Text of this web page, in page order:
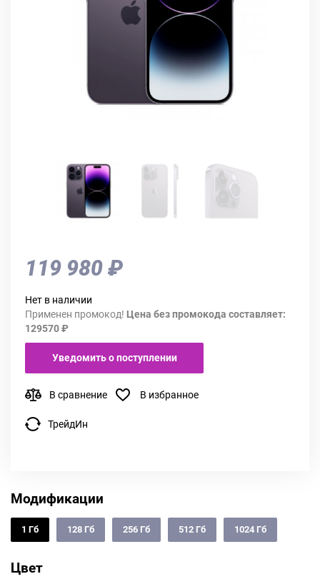
119 980 ₽
Нет в наличии
Применен промокод! Цена без промокода составляет:
129570 ₽
Уведомить о поступлении
В сравнение В избранное
ТрейдИн
Модификации
1 Гб 128 Гб 256 Гб 512 Гб 1024 Гб
Цвет